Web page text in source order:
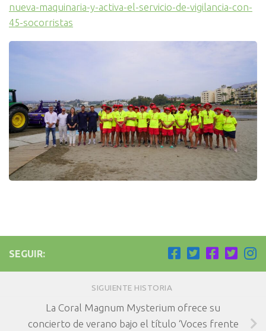
nueva-maquinaria-y-activa-el-servicio-de-vigilancia-con-
45-socorristas
SEGUIR:
SIGUIENTE HISTORIA
La Coral Magnum Mysterium ofrece su
concierto de verano bajo el título ‘Voces frente